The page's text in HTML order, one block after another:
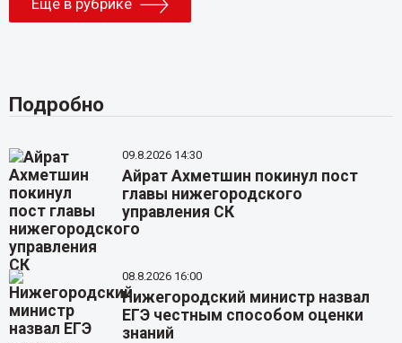
Подробно
09.8.2026 14:30
Айрат Ахметшин покинул пост
главы нижегородского
управления СК
08.8.2026 16:00
Нижегородский министр назвал
ЕГЭ честным способом оценки
знаний